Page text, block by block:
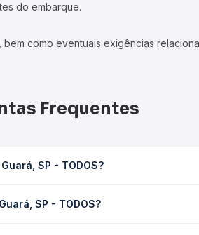
do embarque.
como eventuais exigências
Frequentes
SP - TODOS?
os horários disponíveis e vê a
SP - TODOS?